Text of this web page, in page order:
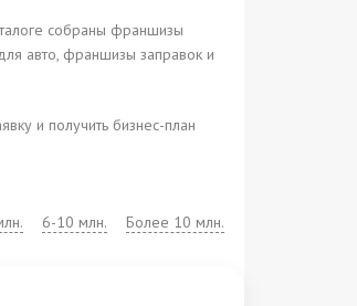
собраны франшизы
авто, франшизы заправок и
и получить бизнес-план
6-10 млн. Более 10 млн.